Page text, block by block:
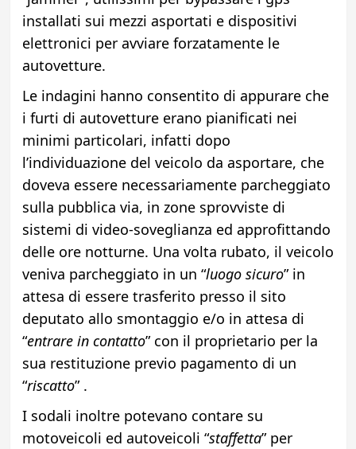
installati sui mezzi asportati e dispositivi
elettronici per avviare forzatamente le
autovetture.
Le indagini hanno consentito di appurare che
i furti di autovetture erano pianificati nei
minimi particolari, infatti dopo
l’individuazione del veicolo da asportare, che
doveva essere necessariamente parcheggiato
sulla pubblica via, in zone sprovviste di
sistemi di video-soveglianza ed approfittando
delle ore notturne. Una volta rubato, il veicolo
veniva parcheggiato in un “luogo sicuro” in
attesa di essere trasferito presso il sito
deputato allo smontaggio e/o in attesa di
“entrare in contatto” con il proprietario per la
sua restituzione previo pagamento di un
“riscatto” .
I sodali inoltre potevano contare su
motoveicoli ed autoveicoli “staffetta” per